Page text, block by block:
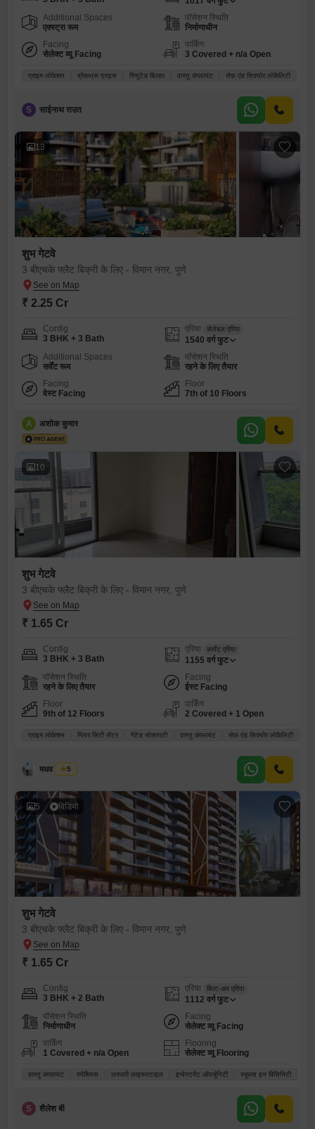
Additional Spaces
एक्स्ट्रा रूम
पॉसेशन स्थिति
निर्माणाधीन
Facing
सेलेक्ट व्यू Facing
पार्किंग
3 Covered + n/a Open
प्राइम लोकेशन ब्रेकथ्रू प्राइस रिप्यूटेड बिल्डर वास्तु कंप्लायंट सेफ़ एंड सिक्योर लोकैलिटी
S साईनाथ राउत
13
शुभ गेटवे
3 बीएचके फ्लैट बिक्री के लिए - विमान नगर, पुणे
₹ 2.25 Cr
Config
3 BHK + 3 Bath
एरिया सेलेबल एरिया
1540 वर्ग फुट
Additional Spaces
सर्वेंट रूम
पॉसेशन स्थिति
रहने के लिए तैयार
Facing
वेस्ट Facing
Floor
7th of 10 Floors
A अशोक कुमार
10
शुभ गेटवे
3 बीएचके फ्लैट बिक्री के लिए - विमान नगर, पुणे
₹ 1.65 Cr
Config
3 BHK + 3 Bath
एरिया कार्पेट एरिया
1155 वर्ग फुट
पॉसेशन स्थिति
रहने के लिए तैयार
Facing
ईस्ट Facing
Floor
9th of 12 Floors
पार्किंग
2 Covered + 1 Open
प्राइम लोकेशन नियर सिटी सेंटर गेटेड सोसायटी वास्तु कंप्लायंट सेफ़ एंड सिक्योर लोकैलिटी
मधव काटमंडे
5
5 विडियो
शुभ गेटवे
3 बीएचके फ्लैट बिक्री के लिए - विमान नगर, पुणे
₹ 1.65 Cr
Config
3 BHK + 2 Bath
एरिया बिल्ट-अप एरिया
1112 वर्ग फुट
पॉसेशन स्थिति
निर्माणाधीन
Facing
सेलेक्ट व्यू Facing
पार्किंग
1 Covered + n/a Open
Flooring
सेलेक्ट व्यू Flooring
वास्तु कंप्लायंट स्पेशियस लक्जरी लाइफस्टाइल इन्वेस्टमेंट ऑपर्चूनिटी स्कूल्स इन विसिनिटी
S शैलेश बी